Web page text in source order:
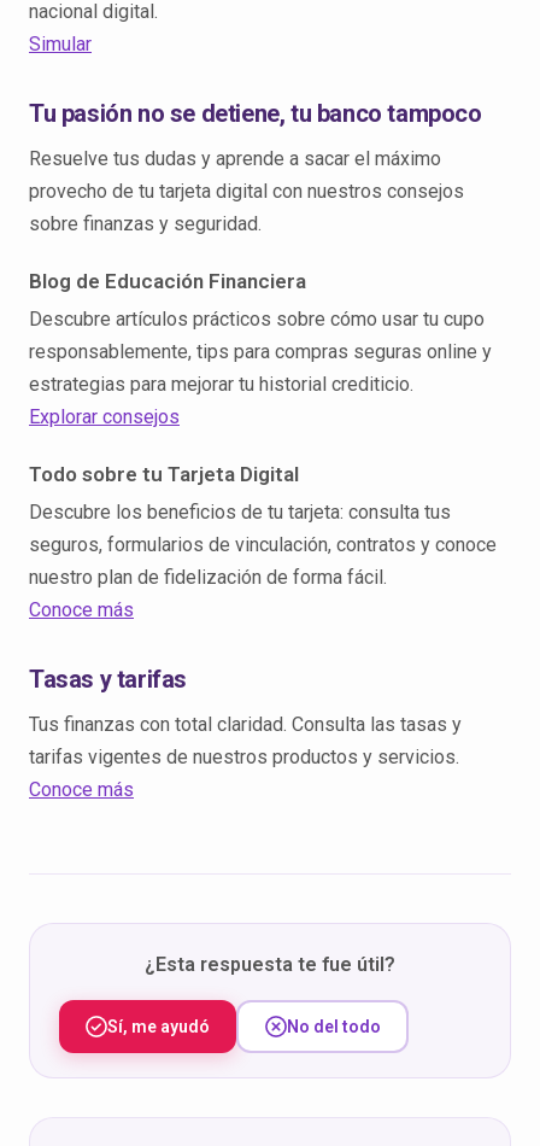
nacional digital.
Simular
Tu pasión no se detiene, tu banco tampoco
Resuelve tus dudas y aprende a sacar el máximo
provecho de tu tarjeta digital con nuestros consejos
sobre finanzas y seguridad.
Blog de Educación Financiera
Descubre artículos prácticos sobre cómo usar tu cupo
responsablemente, tips para compras seguras online y
estrategias para mejorar tu historial crediticio.
Explorar consejos
Todo sobre tu Tarjeta Digital
Descubre los beneficios de tu tarjeta: consulta tus
seguros, formularios de vinculación, contratos y conoce
nuestro plan de fidelización de forma fácil.
Conoce más
Tasas y tarifas
Tus finanzas con total claridad. Consulta las tasas y
tarifas vigentes de nuestros productos y servicios.
Conoce más
¿Esta respuesta te fue útil?
Sí, me ayudó No del todo